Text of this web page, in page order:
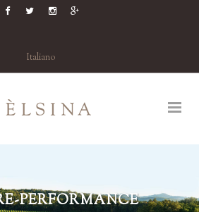
Italiano
PERFORMANCE